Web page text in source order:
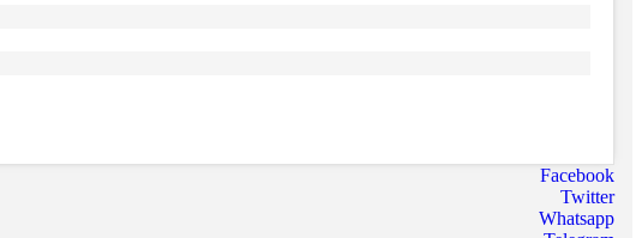
Facebook
Twitter
Whatsapp